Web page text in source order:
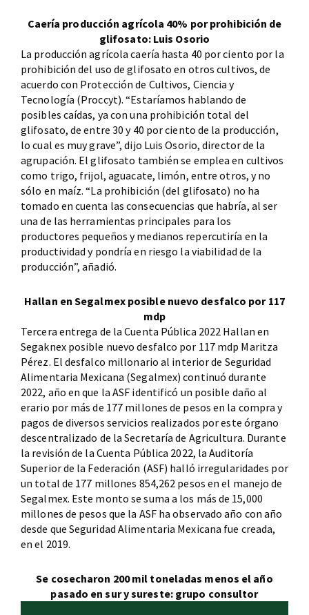
Caería producción agrícola 40% por prohibición de
glifosato: Luis Osorio
La producción agrícola caería hasta 40 por ciento por la
prohibición del uso de glifosato en otros cultivos, de
acuerdo con Protección de Cultivos, Ciencia y
Tecnología (Proccyt). “Estaríamos hablando de
posibles caídas, ya con una prohibición total del
glifosato, de entre 30 y 40 por ciento de la producción,
lo cual es muy grave”, dijo Luis Osorio, director de la
agrupación. El glifosato también se emplea en cultivos
como trigo, frijol, aguacate, limón, entre otros, y no
sólo en maíz. “La prohibición (del glifosato) no ha
tomado en cuenta las consecuencias que habría, al ser
una de las herramientas principales para los
productores pequeños y medianos repercutiría en la
productividad y pondría en riesgo la viabilidad de la
producción”, añadió.
Hallan en Segalmex posible nuevo desfalco por 117
mdp
Tercera entrega de la Cuenta Pública 2022 Hallan en
Segaknex posible nuevo desfalco por 117 mdp Maritza
Pérez. El desfalco millonario al interior de Seguridad
Alimentaria Mexicana (Segalmex) continuó durante
2022, año en que la ASF identificó un posible daño al
erario por más de 177 millones de pesos en la compra y
pagos de diversos servicios realizados por este órgano
descentralizado de la Secretaría de Agricultura. Durante
la revisión de la Cuenta Pública 2022, la Auditoría
Superior de la Federación (ASF) halló irregularidades por
un total de 177 millones 854,262 pesos en el manejo de
Segalmex. Este monto se suma a los más de 15,000
millones de pesos que la ASF ha observado año con año
desde que Seguridad Alimentaria Mexicana fue creada,
en el 2019.
Se cosecharon 200 mil toneladas menos el año
pasado en sur y sureste: grupo consultor